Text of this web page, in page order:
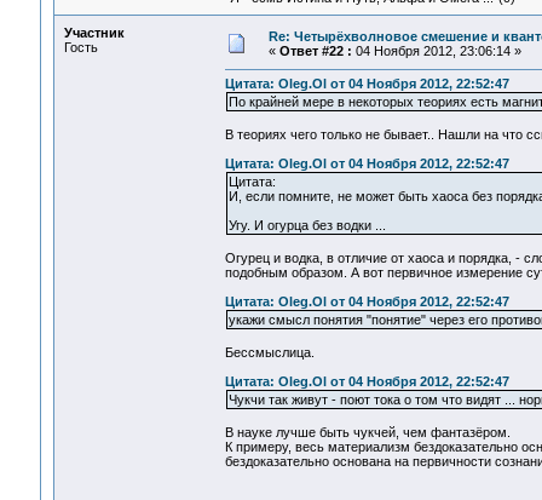
Участник
Гость
Re: Четырёхволновое смешение и
« Ответ #22 : 04 Ноября 2012, 23:06:14 »
Цитата: Oleg.Ol от 04 Ноября 2012, 22:52:47
По крайней мере в некоторых теориях есть
В теориях чего только не бывает.. Нашли на что
Цитата: Oleg.Ol от 04 Ноября 2012, 22:52:47
Цитата:
И, если помните, не может быть хаоса без
Угу. И огурца без водки ...
Огурец и водка, в отличие от хаоса и порядка, -
подобным образом. А вот первичное измерение
Цитата: Oleg.Ol от 04 Ноября 2012, 22:52:47
укажи смысл понятия "понятие" через его
Бессмыслица.
Цитата: Oleg.Ol от 04 Ноября 2012, 22:52:47
Чукчи так живут - поют тока о том что видят ...
В науке лучше быть чукчей, чем фантазёром.
К примеру, весь материализм бездоказательно
бездоказательно основана на первичности